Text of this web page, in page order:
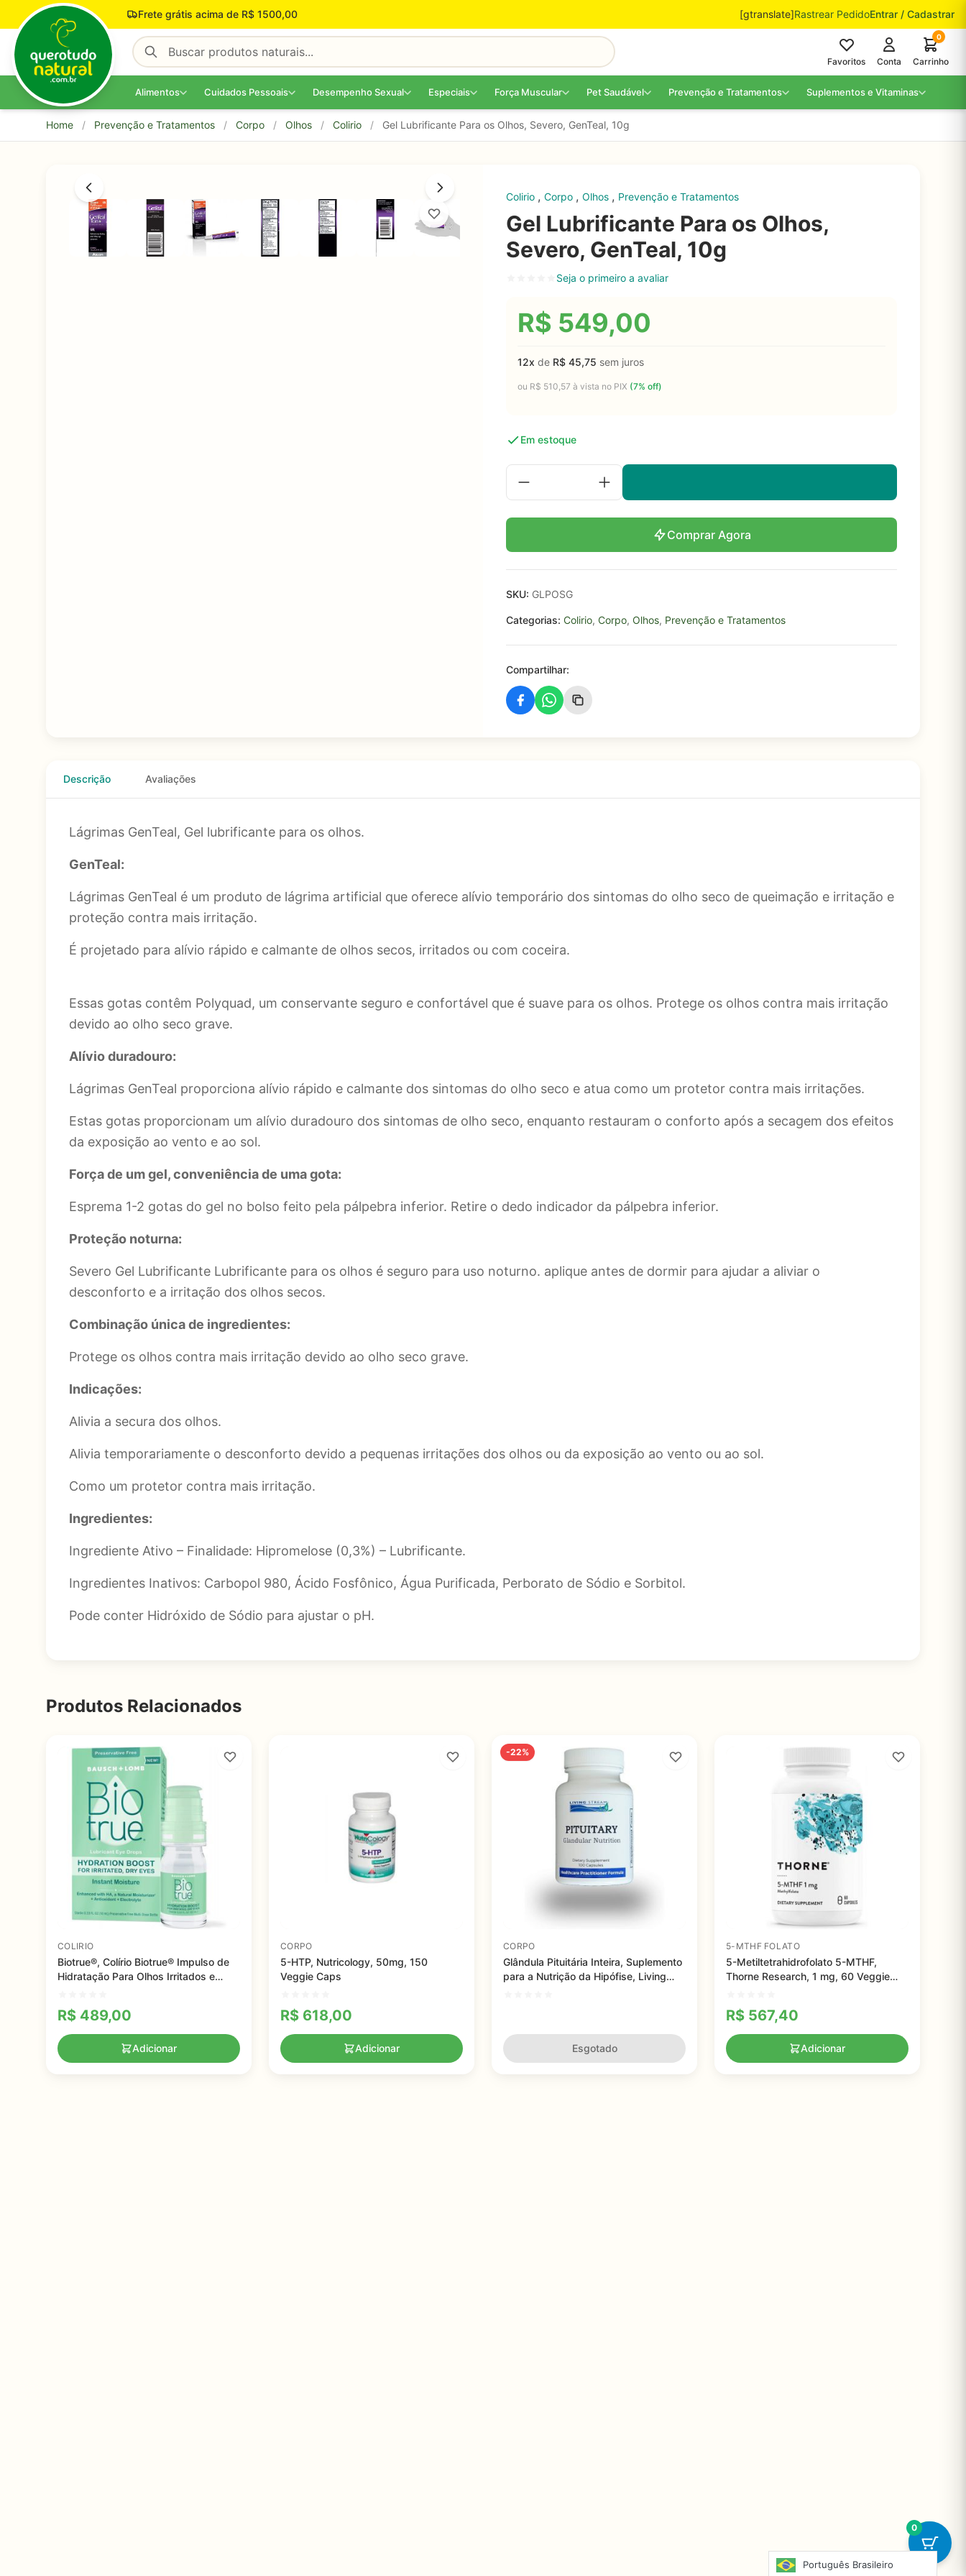
Pular para o conteúdo Frete grátis acima de R$ 1500,00 [gtranslate]Rastrear PedidoEntrar / Cadastrar
Favoritos Conta
0
Carrinho
Alimentos Cuidados Pessoais Desempenho Sexual Especiais Força Muscular Pet Saudável Prevenção e Tratamentos Suplementos e Vitaminas
Home / Prevenção e Tratamentos / Corpo / Olhos / Colirio / Gel Lubrificante Para os Olhos, Severo, GenTeal, 10g
Colirio , Corpo , Olhos , Prevenção e Tratamentos
Gel Lubrificante Para os Olhos,
Severo, GenTeal, 10g
Seja o primeiro a avaliar
R$ 549,00
12x de R$ 45,75 sem juros
ou R$ 510,57 à vista no PIX (7% off)
Em estoque
Comprar Agora
SKU: GLPOSG
Categorias: Colirio, Corpo, Olhos, Prevenção e Tratamentos
Compartilhar:
Descrição Avaliações
Lágrimas GenTeal, Gel lubrificante para os olhos.
GenTeal:
Lágrimas GenTeal é um produto de lágrima artificial que oferece alívio temporário dos sintomas do olho seco de queimação e irritação e
proteção contra mais irritação.
É projetado para alívio rápido e calmante de olhos secos, irritados ou com coceira.
Essas gotas contêm Polyquad, um conservante seguro e confortável que é suave para os olhos. Protege os olhos contra mais irritação
devido ao olho seco grave.
Alívio duradouro:
Lágrimas GenTeal proporciona alívio rápido e calmante dos sintomas do olho seco e atua como um protetor contra mais irritações.
Estas gotas proporcionam um alívio duradouro dos sintomas de olho seco, enquanto restauram o conforto após a secagem dos efeitos
da exposição ao vento e ao sol.
Força de um gel, conveniência de uma gota:
Esprema 1-2 gotas do gel no bolso feito pela pálpebra inferior. Retire o dedo indicador da pálpebra inferior.
Proteção noturna:
Severo Gel Lubrificante Lubrificante para os olhos é seguro para uso noturno. aplique antes de dormir para ajudar a aliviar o
desconforto e a irritação dos olhos secos.
Combinação única de ingredientes:
Protege os olhos contra mais irritação devido ao olho seco grave.
Indicações:
Alivia a secura dos olhos.
Alivia temporariamente o desconforto devido a pequenas irritações dos olhos ou da exposição ao vento ou ao sol.
Como um protetor contra mais irritação.
Ingredientes:
Ingrediente Ativo – Finalidade: Hipromelose (0,3%) – Lubrificante.
Ingredientes Inativos: Carbopol 980, Ácido Fosfônico, Água Purificada, Perborato de Sódio e Sorbitol.
Pode conter Hidróxido de Sódio para ajustar o pH.
Produtos Relacionados
COLIRIO
Biotrue®, Colírio Biotrue® Impulso de
Hidratação Para Olhos Irritados e
R$ 489,00
Adicionar
CORPO
5-HTP, Nutricology, 50mg, 150
Veggie Caps
R$ 618,00
Adicionar
-22%
CORPO
Glândula Pituitária Inteira, Suplemento
para a Nutrição da Hipófise, Living
Esgotado
5-MTHF FOLATO
5-Metiltetrahidrofolato 5-MTHF,
Thorne Research, 1 mg, 60 Veggie
R$ 567,40
Adicionar
0
Português Brasileiro